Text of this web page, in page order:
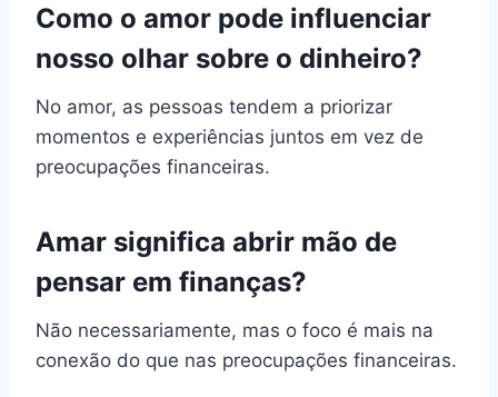
Como o amor pode influenciar
nosso olhar sobre o dinheiro?
No amor, as pessoas tendem a priorizar
momentos e experiências juntos em vez de
preocupações financeiras.
Amar significa abrir mão de
pensar em finanças?
Não necessariamente, mas o foco é mais na
conexão do que nas preocupações financeiras.